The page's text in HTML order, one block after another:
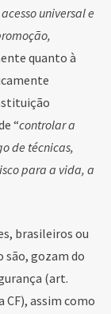
universal e
quanto à
“controlar a
de técnicas,
para a vida, a
brasileiros ou
gozam do
(art.
CF), assim como